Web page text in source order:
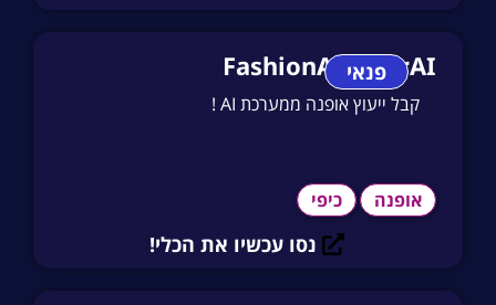
פנאי
FashionAdvisorAI
קבל ייעוץ אופנה ממערכת AI !
אופנה כיפי
נסו עכשיו את הכלי!